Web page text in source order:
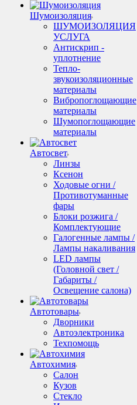
Шумоизоляция
ШУМОИЗОЛЯЦИЯ
УСЛУГА
Антискрип -
уплотнение
Тепло-
звукоизоляционные
материалы
Вибропоглощающие
материалы
Шумопоглощающие
материалы
Автосвет
Линзы
Ксенон
Ходовые огни /
Противотуманные
фары
Блоки розжига /
Комплектующие
Галогенные лампы /
Лампы накаливания
LED лампы
(Головной свет /
Габариты /
Освещение салона)
Автотовары
Дворники
Автоэлектроника
Техпомощь
Автохимия
Салон
Кузов
Стекло